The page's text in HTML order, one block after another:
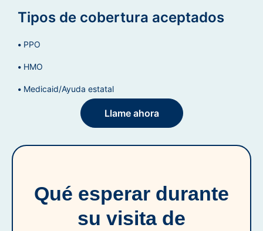
Tipos de cobertura aceptados
PPO
HMO
Medicaid/Ayuda estatal
Llame ahora
Qué esperar durante
su visita de